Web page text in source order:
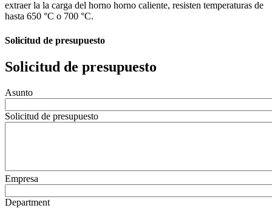
extraer la la carga del horno horno caliente, resisten temperaturas de
hasta 650 °C o 700 °C.
Solicitud de presupuesto
Solicitud de presupuesto
Asunto
Solicitud de presupuesto
Empresa
Department